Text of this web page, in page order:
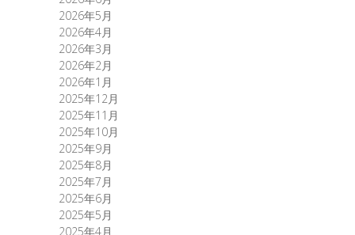
2026年5月
2026年4月
2026年3月
2026年2月
2026年1月
2025年12月
2025年11月
2025年10月
2025年9月
2025年8月
2025年7月
2025年6月
2025年5月
2025年4月